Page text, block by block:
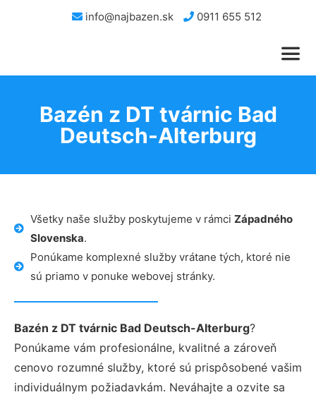
info@najbazen.sk 0911 655 512
Bazén z DT tvárnic Bad
Deutsch-Alterburg
Všetky naše služby poskytujeme v rámci Západného
Slovenska.
Ponúkame komplexné služby vrátane tých, ktoré nie
sú priamo v ponuke webovej stránky.
Bazén z DT tvárnic Bad Deutsch-Alterburg?
Ponúkame vám profesionálne, kvalitné a zároveň
cenovo rozumné služby, ktoré sú prispôsobené vašim
individuálnym požiadavkám. Neváhajte a ozvite sa